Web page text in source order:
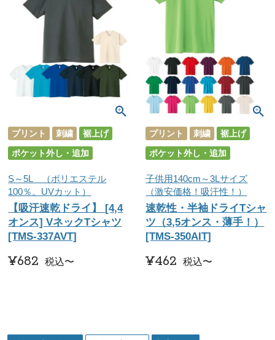
プリント 刺繍
裾上げ
ポケット外し・追加
S～5L （ポリエステル
100％。UVカット）
【吸汗速乾ドライ】 [4,4
オンス] VネックTシャツ
[TMS-337AVT]
¥682 税込〜
プリント 刺繍
裾上げ
ポケット外し・追加
子供用140cm～3Lサイズ
（激安価格！吸汗性！）
速乾性・半袖ドライTシャ
ツ（3,5オンス・薄手！）
[TMS-350AIT]
¥462 税込〜